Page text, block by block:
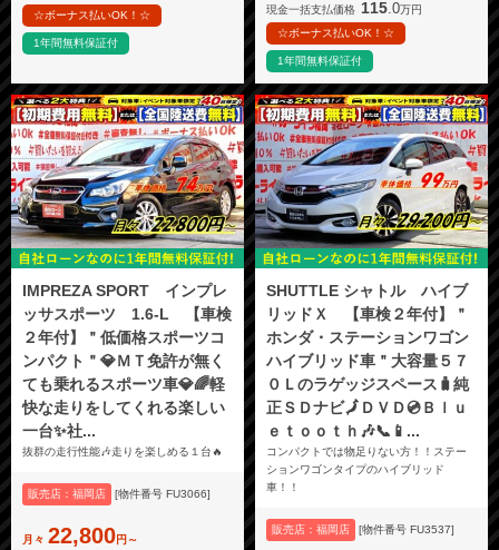
☆ボーナス払いOK！☆
1年間無料保証付
現金一括支払価格 115 .0万円
☆ボーナス払いOK！☆
1年間無料保証付
IMPREZA SPORT インプレ
ッサスポーツ 1.6-L 【車検
２年付】＂低価格スポーツコ
ンパクト＂💎ＭＴ免許が無く
ても乗れるスポーツ車💎🌈軽
快な走りをしてくれる楽しい
一台✨社...
抜群の走行性能🎶走りを楽しめる１台🔥
販売店：福岡店 [物件番号 FU3066]
月々 22,800円～
SHUTTLE シャトル ハイブ
リッドＸ 【車検２年付】＂
ホンダ・ステーションワゴン
ハイブリッド車＂大容量５７
０Ｌのラゲッジスペース🧳純
正ＳＤナビ🗾ＤＶＤ💿Ｂｌｕ
ｅｔｏｏｔｈ🎶📞📱...
コンパクトでは物足りない方！！ステー
ションワゴンタイプのハイブリッド
車！！
販売店：福岡店 [物件番号 FU3537]